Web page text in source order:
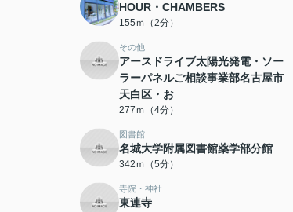
HOUR・CHAMBERS
155ｍ（2分）
その他
アースドライブ太陽光発電・ソー
ラーパネルご相談事業部名古屋市
天白区・お
277ｍ（4分）
図書館
名城大学附属図書館薬学部分館
342ｍ（5分）
寺院・神社
東連寺